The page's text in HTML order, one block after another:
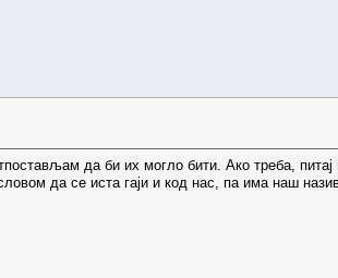
да би их могло бити. Ако треба,
да се иста гаји и код нас, па има наш